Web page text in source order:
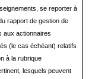
se reporter à
rapport de gestion de
aux actionnaires
(le cas échéant) relatifs
à la rubrique
lesquels peuvent